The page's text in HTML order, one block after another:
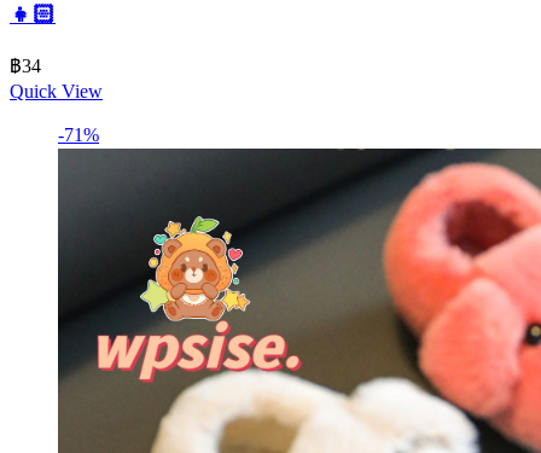
👧🏻
฿34
Quick View
-71%